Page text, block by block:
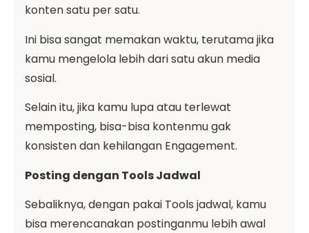
konten satu per satu.
Ini bisa sangat memakan waktu, terutama jika
kamu mengelola lebih dari satu akun media
sosial.
Selain itu, jika kamu lupa atau terlewat
memposting, bisa-bisa kontenmu gak
konsisten dan kehilangan Engagement.
Posting dengan Tools Jadwal
Sebaliknya, dengan pakai Tools jadwal, kamu
bisa merencanakan postinganmu lebih awal